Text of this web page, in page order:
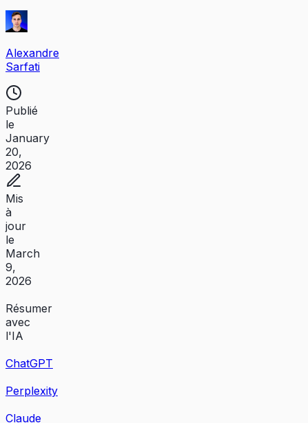
Alexandre
Sarfati
Publié
le
January
20,
2026
Mis
à
jour
le
March
9,
2026
Résumer
avec
l'IA
ChatGPT
Perplexity
Claude